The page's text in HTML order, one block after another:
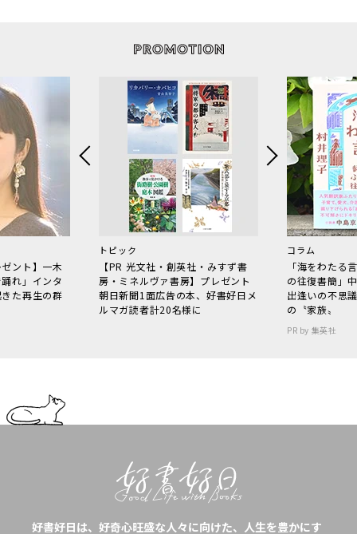
ント】一木
れ」インタ
た再生の群
トピック
【PR 光文社・創英社・みすず書
房・ミネルヴァ書房】プレゼント
朝日新聞1面広告の本、好書好日メ
ルマガ読者計20名様に
コラム
「海をわた
の往復書簡」
出逢いの不思
の〝家族〟
PR by 集英社
好書好日は、好奇心旺盛な人々に向けた、人生を豊かにす